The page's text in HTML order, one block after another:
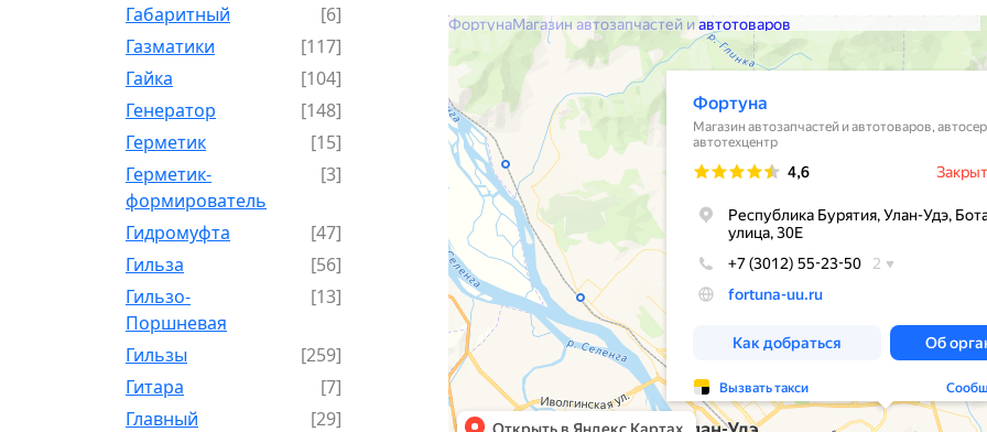
Габаритный
[6]
Газматики
[117]
Гайка
[104]
Генератор
[148]
Герметик
[15]
Герметик-
формирователь
[3]
Гидромуфта
[47]
Гильза
[56]
Гильзо-
Поршневая
[13]
Гильзы
[259]
Гитара
[7]
Главный
[29]